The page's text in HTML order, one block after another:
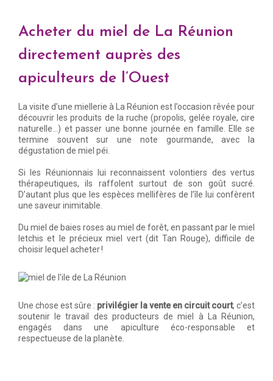
Acheter du miel de La Réunion
directement auprès des
apiculteurs de l’Ouest
La visite d’une miellerie à La Réunion est l’occasion rêvée pour
découvrir les produits de la ruche (propolis, gelée royale, cire
naturelle…) et passer une bonne journée en famille. Elle se
termine souvent sur une note gourmande, avec la
dégustation de miel péi.
Si les Réunionnais lui reconnaissent volontiers des vertus
thérapeutiques, ils raffolent surtout de son goût sucré.
D’autant plus que les espèces mellifères de l’île lui confèrent
une saveur inimitable.
Du miel de baies roses au miel de forêt, en passant par le miel
letchis et le précieux miel vert (dit Tan Rouge), difficile de
choisir lequel acheter !
Une chose est sûre : privilégier la vente en circuit court, c’est
soutenir le travail des producteurs de miel à La Réunion,
engagés dans une apiculture éco-responsable et
respectueuse de la planète.